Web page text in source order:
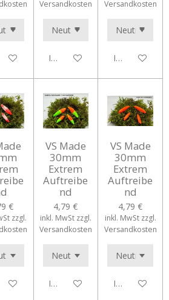
Warenkorb
Versandkosten
In den Warenkorb
Versandkosten
In den
€
zzgl.
Warenkorb
VS Made
30mm
Extrem
Auftreibe
nd
4,79 €
inkl. MwSt zzgl.
Versandkosten
In den Warenkorb
VS Made
30mm
Extrem
Auftreibe
nd
4,79 €
inkl. MwSt zzgl.
Versandkosten
In den